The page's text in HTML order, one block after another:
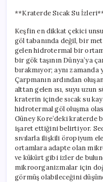
**Kraterde Sıcak Su
Keşfin en dikkat çekici
göl tabanında değil, bir
gelen hidrotermal bir
bir gök taşının Dünya’ya
bırakmıyor; aynı zamanda
Çarpmanın ardından
alttan gelen ısı, suyu uzun
kraterin içinde sıcak su
hidrotermal göl oluşma
Güney Kore’deki kraterde
işaret ettiğini belirtiyor.
sıvılarla ilişkili öropiyum
ortamlara adapte olan
ve kükürt gibi izler de
mikroorganizmalar için
görmüş olabileceğini